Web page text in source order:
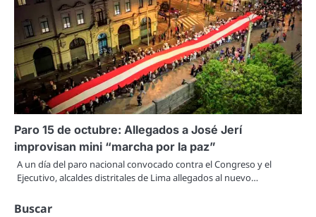
Paro 15 de octubre: Allegados a José Jerí
improvisan mini “marcha por la paz”
A un día del paro nacional convocado contra el Congreso y el
Ejecutivo, alcaldes distritales de Lima allegados al nuevo…
Buscar